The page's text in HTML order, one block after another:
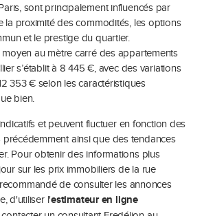
sont principalement influencés par
la proximité des commodités, les options
et le prestige du quartier.
au mètre carré des appartements
s’établit à 8 445 €, avec des variations
353 € selon les caractéristiques
bien.
et peuvent fluctuer en fonction des
précédemment ainsi que des tendances
Pour obtenir des informations plus
sur les prix immobiliers de la rue
de consulter les annonces
d'utiliser l'estimateur en ligne